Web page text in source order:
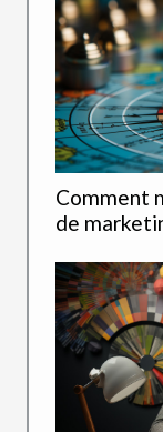
Comment
de